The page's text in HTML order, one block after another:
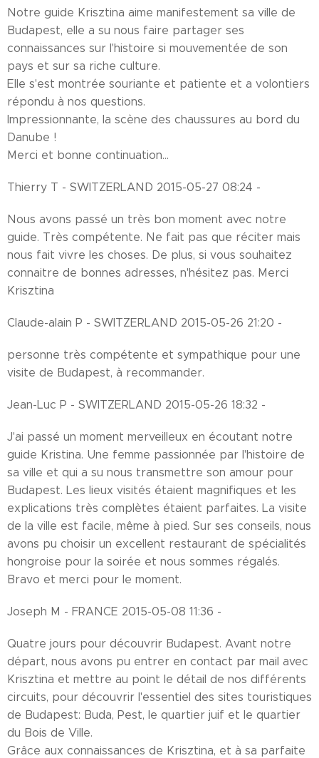
Notre guide Krisztina aime manifestement sa ville de
Budapest, elle a su nous faire partager ses
connaissances sur l'histoire si mouvementée de son
pays et sur sa riche culture.
Elle s'est montrée souriante et patiente et a volontiers
répondu à nos questions.
Impressionnante, la scène des chaussures au bord du
Danube !
Merci et bonne continuation...
Thierry T - SWITZERLAND 2015-05-27 08:24 -
Nous avons passé un très bon moment avec notre
guide. Très compétente. Ne fait pas que réciter mais
nous fait vivre les choses. De plus, si vous souhaitez
connaitre de bonnes adresses, n'hésitez pas. Merci
Krisztina
Claude-alain P - SWITZERLAND 2015-05-26 21:20 -
personne très compétente et sympathique pour une
visite de Budapest, à recommander.
Jean-Luc P - SWITZERLAND 2015-05-26 18:32 -
J'ai passé un moment merveilleux en écoutant notre
guide Kristina. Une femme passionnée par l'histoire de
sa ville et qui a su nous transmettre son amour pour
Budapest. Les lieux visités étaient magnifiques et les
explications très complètes étaient parfaites. La visite
de la ville est facile, même à pied. Sur ses conseils, nous
avons pu choisir un excellent restaurant de spécialités
hongroise pour la soirée et nous sommes régalés.
Bravo et merci pour le moment.
Joseph M - FRANCE 2015-05-08 11:36 -
Quatre jours pour découvrir Budapest. Avant notre
départ, nous avons pu entrer en contact par mail avec
Krisztina et mettre au point le détail de nos différents
circuits, pour découvrir l'essentiel des sites touristiques
de Budapest: Buda, Pest, le quartier juif et le quartier
du Bois de Ville.
Grâce aux connaissances de Krisztina, et à sa parfaite